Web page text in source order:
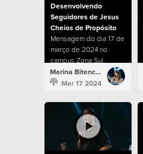
Desenvolvendo
Seguidores de Jesus
Cheios de Propósito
Mensagem do dia 17 de
março de 2024 no
campus Zona Sul.
Marina Bitencourt
Mar 17 2024